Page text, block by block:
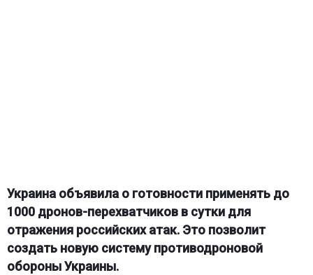
Украина объявила о готовности применять до
1000 дронов-перехватчиков в сутки для
отражения российских атак. Это позволит
создать новую систему противодроновой
обороны Украины.